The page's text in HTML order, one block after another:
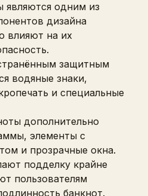
являются одним из
дизайна
влияют на их
защитным
водяные знаки,
и специальные
дополнительно
элементы с
и прозрачные окна.
подделку крайне
пользователям
банкнот.